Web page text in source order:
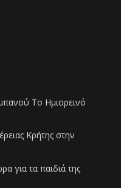
Το Ημιορεινό
Κρήτης στην
για τα παιδιά της